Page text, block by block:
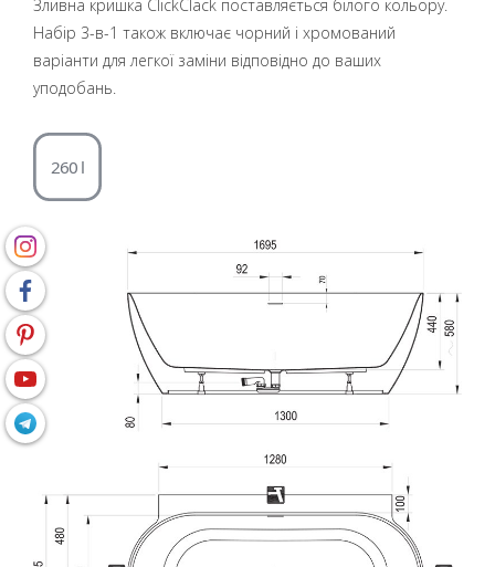
Зливна кришка ClickClack поставляється білого кольору.
Набір 3-в-1 також включає чорний і хромований
варіанти для легкої заміни відповідно до ваших
уподобань.